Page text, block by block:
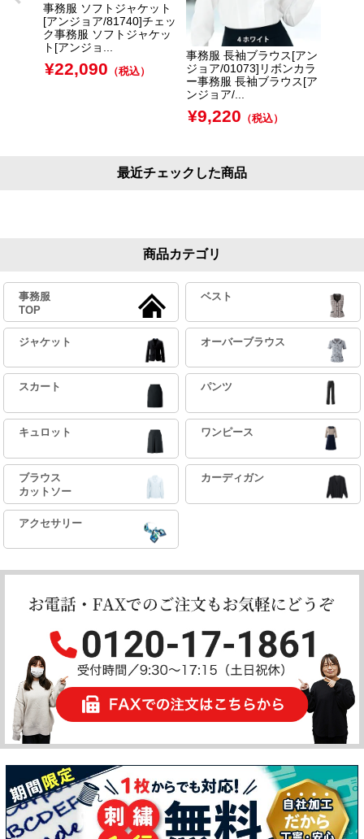
事務服 ソフトジャケット
[アンジョア/81740]チェッ
ク事務服 ソフトジャケッ
ト[アンジョ...
¥22,090 （税込）
事務服 長袖ブラウス[アン
ジョア/01073]リボンカラ
ー事務服 長袖ブラウス[ア
ンジョア/...
¥9,220 （税込）
最近チェックした商品
商品カテゴリ
事務服
TOP
ベスト
ジャケット オーバーブラウス
スカート パンツ
キュロット ワンピース
ブラウス
カットソー
カーディガン
アクセサリー